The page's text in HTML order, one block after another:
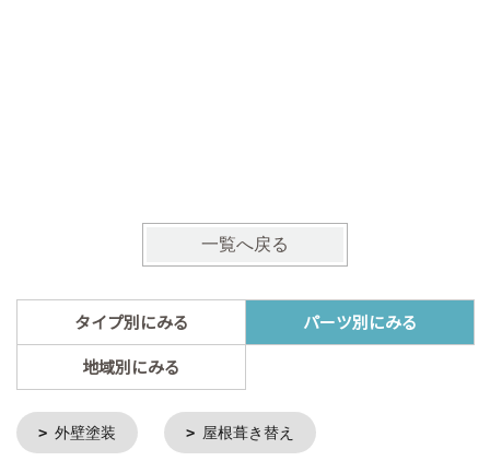
一覧へ戻る
タイプ別にみる
パーツ別にみる
地域別にみる
外壁塗装 屋根葺き替え